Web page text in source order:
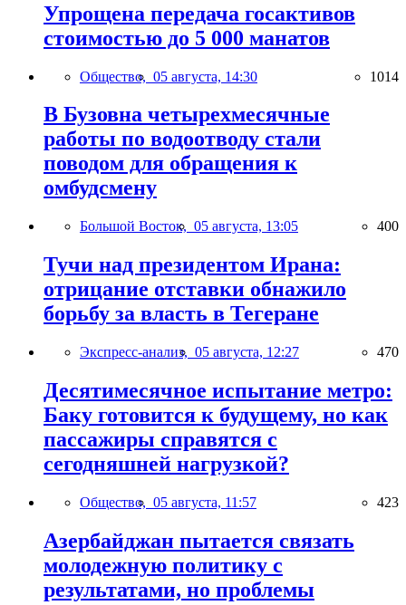
Упрощена передача госактивов
стоимостью до 5 000 манатов
Общество, 05 августа, 14:30 1014
В Бузовна четырехмесячные
работы по водоотводу стали
поводом для обращения к
омбудсмену
Большой Восток, 05 августа, 13:05 400
Тучи над президентом Ирана:
отрицание отставки обнажило
борьбу за власть в Тегеране
Экспресс-анализ, 05 августа, 12:27 470
Десятимесячное испытание метро:
Баку готовится к будущему, но как
пассажиры справятся с
сегодняшней нагрузкой?
Общество, 05 августа, 11:57 423
Азербайджан пытается связать
молодежную политику с
результатами, но проблемы